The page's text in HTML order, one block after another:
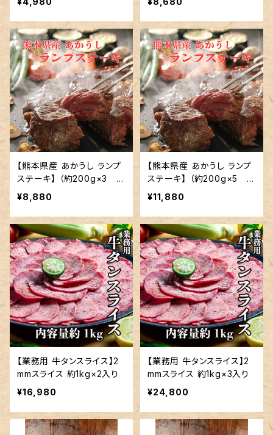
【熊本県産 あかうし ランプ
ステーキ】 （約200g×3 約
600g） 冷蔵便配達商品
¥8,880
【熊本県産 あかうし ランプ
ステーキ】 （約200g×5 約
1kg） 冷蔵便配達商品
¥11,880
【業務用 牛タンスライス】2
mmスライス 約1kg×2入り
¥16,980
【業務用 牛タンスライス】2
mmスライス 約1kg×3入り
¥24,800